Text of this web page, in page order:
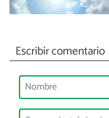
Escribir comentario